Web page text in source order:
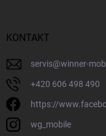
KONTAKT
servis@winner-
+420 606 498 490
https://
wg_mobile